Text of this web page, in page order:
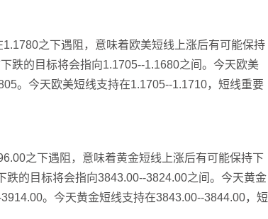
之下遇阻，意味着欧美短线上涨后有可能保持
跌的目标将会指向1.1705--1.1680之间。今天欧美
。今天欧美短线支持在1.1705--1.1710，短线重要
之下遇阻，意味着黄金短线上涨后有可能保持下
的目标将会指向3843.00--3824.00之间。今天黄金
。今天黄金短线支持在3843.00--3844.00，短